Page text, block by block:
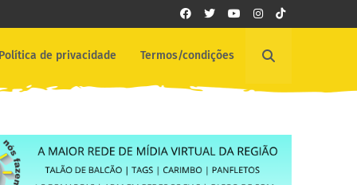
de privacidade Termos/condições